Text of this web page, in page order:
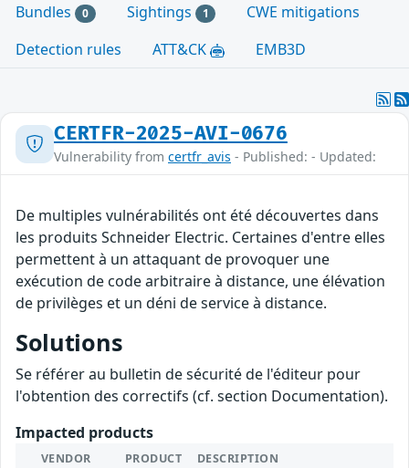
Bundles 0 Sightings 1
CWE mitigations
Detection rules
ATT&CK EMB3D
CERTFR-2025-AVI-0676
Vulnerability from certfr_avis - Published: - Updated:
De multiples vulnérabilités ont été découvertes dans
les produits Schneider Electric. Certaines d'entre elles
permettent à un attaquant de provoquer une
exécution de code arbitraire à distance, une élévation
de privilèges et un déni de service à distance.
Solutions
Se référer au bulletin de sécurité de l'éditeur pour
l'obtention des correctifs (cf. section Documentation).
Impacted products
VENDOR PRODUCT DESCRIPTION